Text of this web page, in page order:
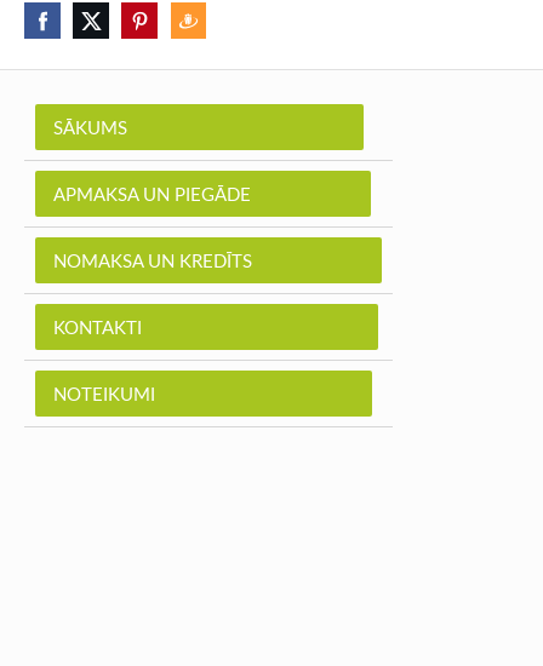
SĀKUMS
APMAKSA UN PIEGĀDE
NOMAKSA UN KREDĪTS
KONTAKTI
NOTEIKUMI